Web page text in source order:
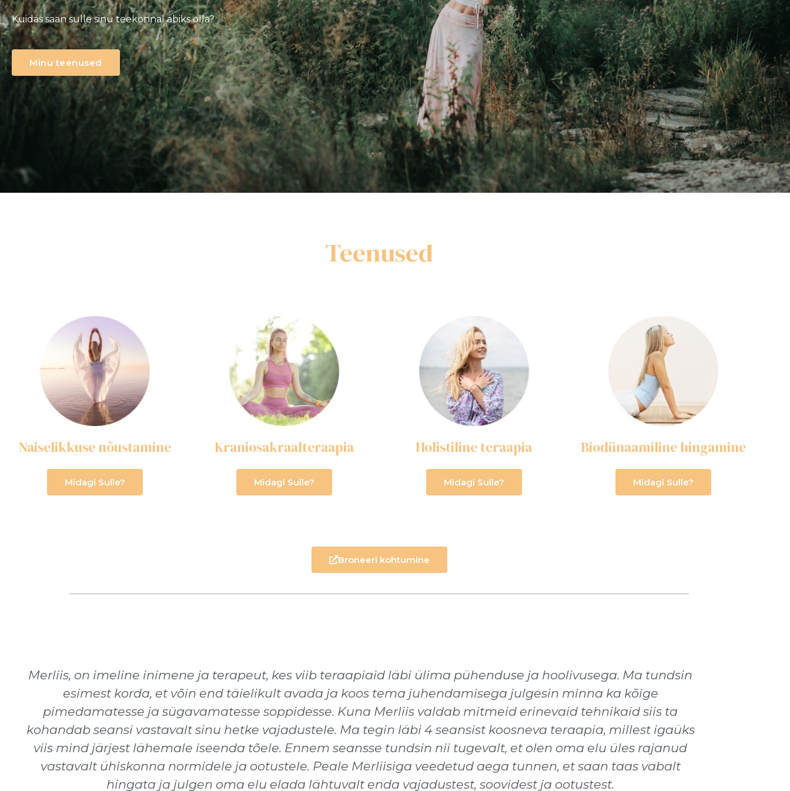
Kuidas saan sulle sinu teekonnal abiks olla?
Minu teenused
Teenused
Naiselikkuse nõustamine
Midagi Sulle?
Kraniosakraalteraapia
Midagi Sulle?
Holistiline teraapia
Midagi Sulle?
Biodünaamiline hingamine
Midagi Sulle?
Broneeri kohtumine
Merliis, on imeline inimene ja terapeut, kes viib teraapiaid läbi ülima pühenduse ja hoolivusega. Ma tundsin
esimest korda, et võin end täielikult avada ja koos tema juhendamisega julgesin minna ka kõige
pimedamatesse ja sügavamatesse soppidesse. Kuna Merliis valdab mitmeid erinevaid tehnikaid siis ta
kohandab seansi vastavalt sinu hetke vajadustele. Ma tegin läbi 4 seansist koosneva teraapia, millest igaüks
viis mind järjest lähemale iseenda tõele. Ennem seansse tundsin nii tugevalt, et olen oma elu üles rajanud
vastavalt ühiskonna normidele ja ootustele. Peale Merliisiga veedetud aega tunnen, et saan taas vabalt
hingata ja julgen oma elu elada lähtuvalt enda vajadustest, soovidest ja ootustest.​